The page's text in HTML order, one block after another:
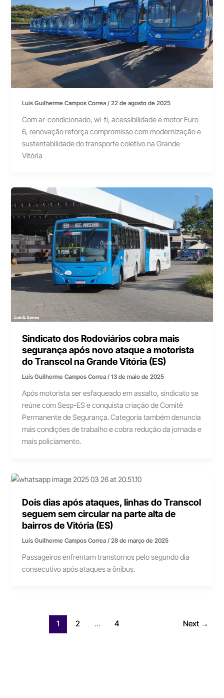
Luís Guilherme Campos Correa/22 de agosto de 2025
Com ar-condicionado, wi-fi, acessibilidade e motor Euro
6, renovação reforça compromisso com modernização e
sustentabilidade do transporte coletivo na Grande
Vitória
Sindicato dos Rodoviários cobra mais
segurança após novo ataque a motorista
do Transcol na Grande Vitória (ES)
Luís Guilherme Campos Correa/13 de maio de 2025
Após motorista ser esfaqueado em assalto, sindicato se
reúne com Sesp-ES e conquista criação de Comitê
Permanente de Segurança. Categoria também denuncia
más condições de trabalho e cobra redução da jornada e
mais policiamento.
Dois dias após ataques, linhas do Transcol
seguem sem circular na parte alta de
bairros de Vitória (ES)
Luís Guilherme Campos Correa/28 de março de 2025
Passageiros enfrentam transtornos pelo segundo dia
consecutivo após ataques a ônibus.
1 2 … 4 Next →